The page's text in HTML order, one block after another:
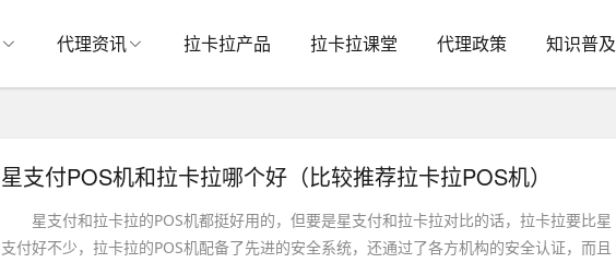
代理资讯 拉卡拉产品 拉卡拉课堂 代理政策 知识普及
星支付POS机和拉卡拉哪个好（比较推荐拉卡拉POS机）
星支付和拉卡拉的POS机都挺好用的，但要是星支付和拉卡拉对比的话，拉卡拉要比星
支付好不少，拉卡拉的POS机配备了先进的安全系统，还通过了各方机构的安全认证，而且